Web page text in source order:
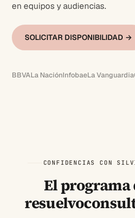
en equipos y audiencias.
SOLICITAR DISPONIBILIDAD →
BBVALa NaciónInfobaeLa Vanguardia
CONFIDENCIAS CON
El programa
resuelvo